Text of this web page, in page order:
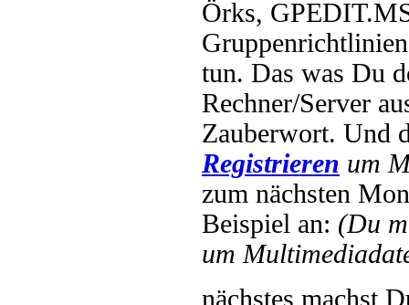
Örks,
tun. Das was Du
Rechner/Server
Zauberwort. Und
Registrieren um
zum nächsten
Beispiel an: (Du
um
nächstes machst